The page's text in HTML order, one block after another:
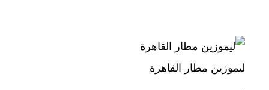
ليموزين مطار القاهرة